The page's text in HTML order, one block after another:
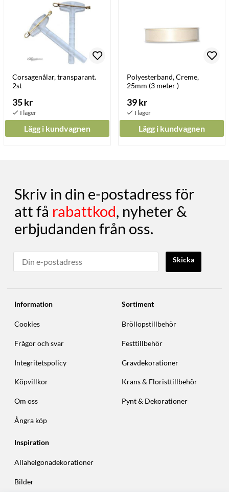
Corsagenålar, transparant.
2st
35 kr
Lägg i kundvagnen
Polyesterband, Creme,
25mm (3 meter )
39 kr
Lägg i kundvagnen
Skriv in din e-postadress för
att få rabattkod, nyheter &
erbjudanden från oss.
Skicka
Information
Cookies
Frågor och svar
Integritetspolicy
Köpvillkor
Om oss
Ångra köp
Sortiment
Bröllopstillbehör
Festtillbehör
Gravdekorationer
Krans & Floristtillbehör
Pynt & Dekorationer
Inspiration
Allahelgonadekorationer
Bilder